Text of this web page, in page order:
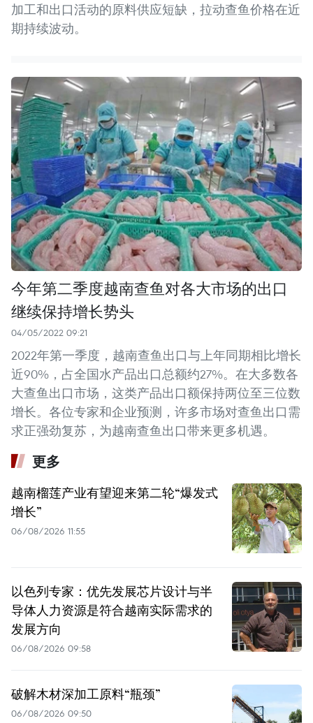
加工和出口活动的原料供应短缺，拉动查鱼价格在近
期持续波动。
今年第二季度越南查鱼对各大市场的出口
继续保持增长势头
04/05/2022 09:21
2022年第一季度，越南查鱼出口与上年同期相比增长
近90%，占全国水产品出口总额约27%。在大多数各
大查鱼出口市场，这类产品出口额保持两位至三位数
增长。各位专家和企业预测，许多市场对查鱼出口需
求正强劲复苏，为越南查鱼出口带来更多机遇。
更多
越南榴莲产业有望迎来第二轮“爆发式
增长”
06/08/2026 11:55
以色列专家：优先发展芯片设计与半
导体人力资源是符合越南实际需求的
发展方向
06/08/2026 09:58
破解木材深加工原料“瓶颈”
06/08/2026 09:50